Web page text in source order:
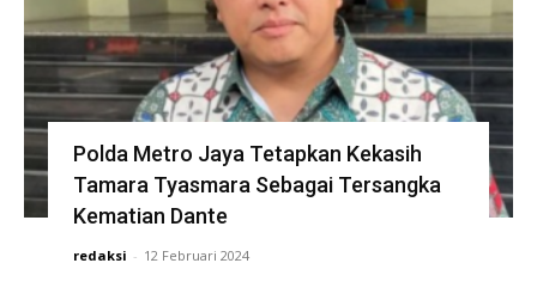
Polda Metro Jaya Tetapkan Kekasih
Tamara Tyasmara Sebagai Tersangka
Kematian Dante
redaksi - 12 Februari 2024